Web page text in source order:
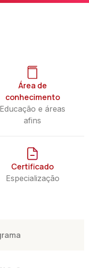
Área de
conhecimento
Educação e áreas
afins
Certificado
Especialização